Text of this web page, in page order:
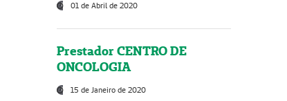
01 de Abril de 2020
Prestador CENTRO DE
ONCOLOGIA
15 de Janeiro de 2020